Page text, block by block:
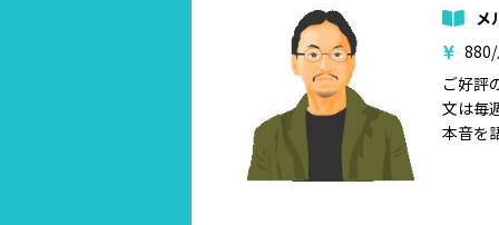
メ
ご好評
文は毎
本音を